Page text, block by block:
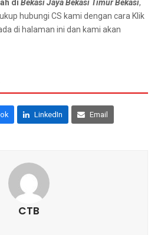
dіBekasi Jaya Bekasi Timur Bekasi,
hubungi CS kаmі dеngаn cara Klik
dі halaman ini dan kаmі аkаn
LinkedIn Email
CTB